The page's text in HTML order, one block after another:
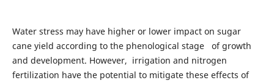
Water stress may have higher or lower impact on sugar
cane yield according to the phenological stage of growth
and development. However, irrigation and nitrogen
fertilization have the potential to mitigate these effects of